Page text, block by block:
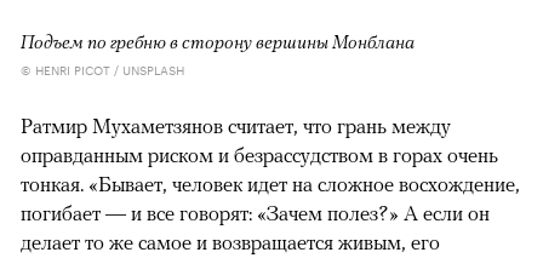
Подъем по гребню в сторону вершины Монблана
© HENRI PICOT / UNSPLASH
Ратмир Мухаметзянов считает, что грань между
оправданным риском и безрассудством в горах очень
тонкая. «Бывает, человек идет на сложное восхождение,
погибает — и все говорят: «Зачем полез?» А если он
делает то же самое и возвращается живым, его